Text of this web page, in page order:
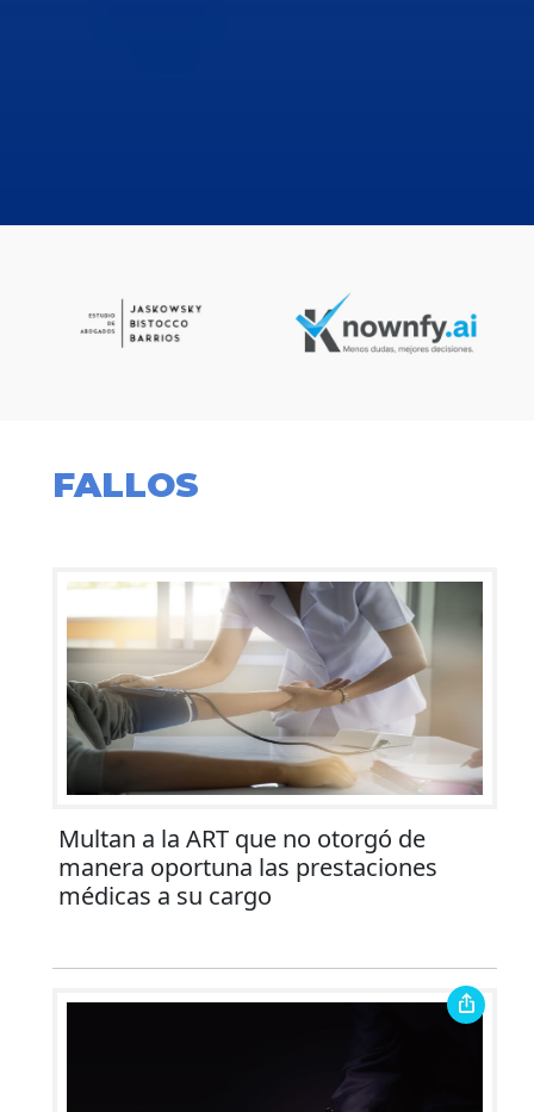
FALLOS
Multan a la ART que no otorgó de
manera oportuna las prestaciones
médicas a su cargo